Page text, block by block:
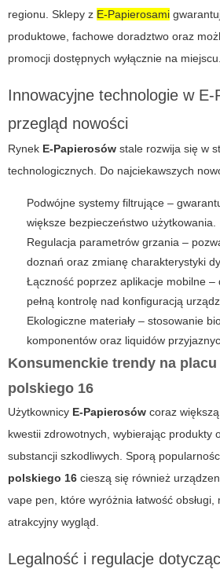
regionu. Sklepy z E-Papierosami
produktowe, fachowe doradztwo oraz
promocji dostępnych wyłącznie na miejscu.
Innowacyjne technologie w E-
przegląd nowości
Rynek E-Papierosów stale rozwija się w
technologicznych. Do najciekawszych
Podwójne systemy filtrujące –
większe bezpieczeństwo użytkowania.
Regulacja parametrów grzania –
doznań oraz zmianę charakterystyki
Łączność poprzez aplikacje mobilne –
pełną kontrolę nad konfiguracją
Ekologiczne materiały – stosowanie
komponentów oraz liquidów
Konsumenckie trendy na placu
polskiego 16
Użytkownicy E-Papierosów coraz
kwestii zdrowotnych, wybierając produkty
substancji szkodliwych. Sporą
polskiego 16 cieszą się również
vape pen, które wyróżnia łatwość
atrakcyjny wygląd.
Legalność i regulacje